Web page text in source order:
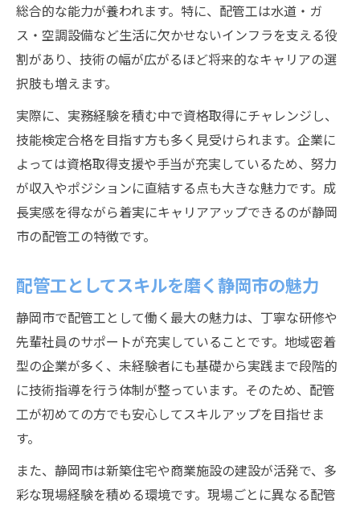
総合的な能力が養われます。特に、配管工は水道・ガ
ス・空調設備など生活に欠かせないインフラを支える役
割があり、技術の幅が広がるほど将来的なキャリアの選
択肢も増えます。
実際に、実務経験を積む中で資格取得にチャレンジし、
技能検定合格を目指す方も多く見受けられます。企業に
よっては資格取得支援や手当が充実しているため、努力
が収入やポジションに直結する点も大きな魅力です。成
長実感を得ながら着実にキャリアアップできるのが静岡
市の配管工の特徴です。
配管工としてスキルを磨く静岡市の魅力
静岡市で配管工として働く最大の魅力は、丁寧な研修や
先輩社員のサポートが充実していることです。地域密着
型の企業が多く、未経験者にも基礎から実践まで段階的
に技術指導を行う体制が整っています。そのため、配管
工が初めての方でも安心してスキルアップを目指せま
す。
また、静岡市は新築住宅や商業施設の建設が活発で、多
彩な現場経験を積める環境です。現場ごとに異なる配管